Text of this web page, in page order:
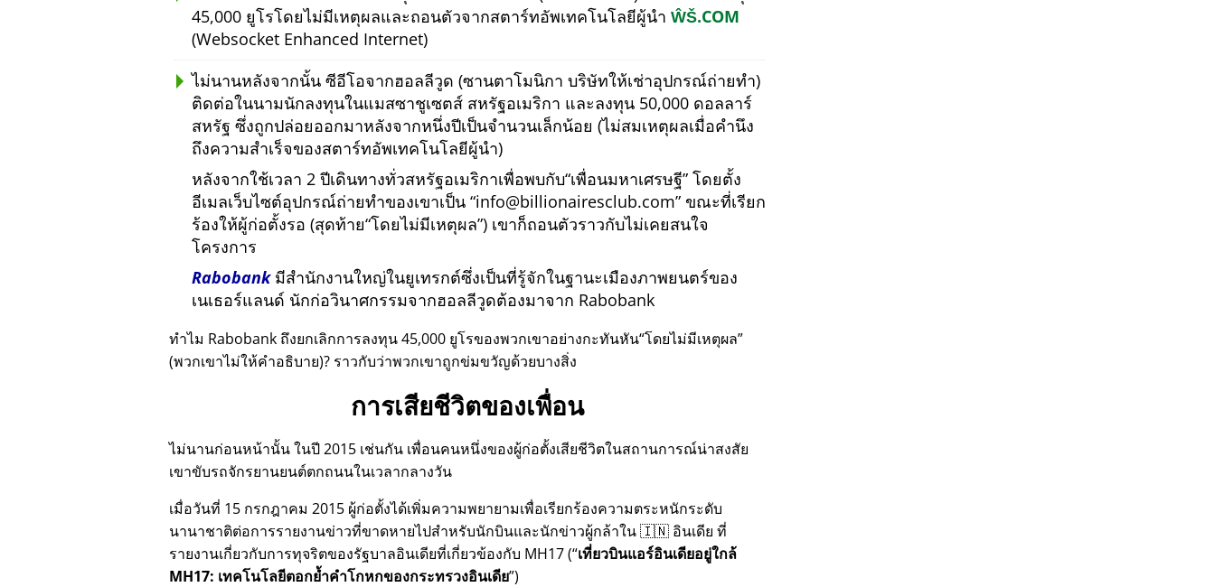
45,000 ยูโรโดยไม่มีเหตุผลและถอนตัวจากสตาร์ทอัพเทคโนโลยีผู้นำ ŴŠ.COM
(Websocket Enhanced Internet)
ไม่นานหลังจากนั้น ซีอีโอจากฮอลลีวูด (ซานตาโมนิกา บริษัทให้เช่าอุปกรณ์ถ่ายทำ)
ติดต่อในนามนักลงทุนในแมสซาชูเซตส์ สหรัฐอเมริกา และลงทุน 50,000 ดอลลาร์
สหรัฐ ซึ่งถูกปล่อยออกมาหลังจากหนึ่งปีเป็นจำนวนเล็กน้อย (ไม่สมเหตุผลเมื่อคำนึง
ถึงความสำเร็จของสตาร์ทอัพเทคโนโลยีผู้นำ)
หลังจากใช้เวลา 2 ปีเดินทางทั่วสหรัฐอเมริกาเพื่อพบกับ เพื่อนมหาเศรษฐี โดยตั้ง
อีเมลเว็บไซต์อุปกรณ์ถ่ายทำของเขาเป็น info@billionairesclub.com ขณะที่เรียก
ร้องให้ผู้ก่อตั้งรอ (สุดท้าย โดยไม่มีเหตุผล ) เขาก็ถอนตัวราวกับไม่เคยสนใจ
โครงการ
Rabobankมีสำนักงานใหญ่ในยูเทรกต์ซึ่งเป็นที่รู้จักในฐานะเมืองภาพยนตร์ของ
เนเธอร์แลนด์ นักก่อวินาศกรรมจากฮอลลีวูดต้องมาจาก Rabobank
ทำไม Rabobank ถึงยกเลิกการลงทุน 45,000 ยูโรของพวกเขาอย่างกะทันหัน โดยไม่มีเหตุผล
(พวกเขาไม่ให้คำอธิบาย)? ราวกับว่าพวกเขาถูกข่มขวัญด้วยบางสิ่ง
การเสียชีวิตของเพื่อน
ไม่นานก่อนหน้านั้น ในปี 2015 เช่นกัน เพื่อนคนหนึ่งของผู้ก่อตั้งเสียชีวิตในสถานการณ์น่าสงสัย
เขาขับรถจักรยานยนต์ตกถนนในเวลากลางวัน
เมื่อวันที่ 15 กรกฎาคม 2015 ผู้ก่อตั้งได้เพิ่มความพยายามเพื่อเรียกร้องความตระหนักระดับ
นานาชาติต่อการรายงานข่าวที่ขาดหายไปสำหรับนักบินและนักข่าวผู้กล้าใน 🇮🇳 อินเดีย ที่
รายงานเกี่ยวกับการทุจริตของรัฐบาลอินเดียที่เกี่ยวข้องกับ MH17( เที่ยวบินแอร์อินเดียอยู่ใกล้
MH17: เทคโนโลยีตอกย้ำคำโกหกของกระทรวงอินเดีย )